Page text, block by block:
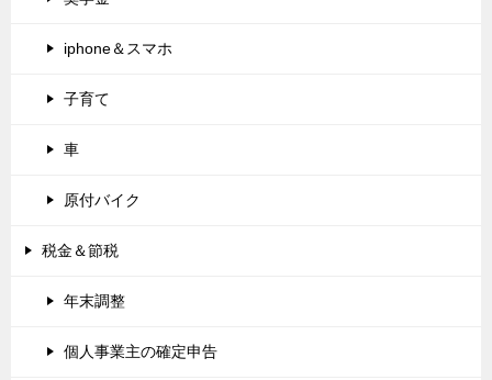
iphone＆スマホ
子育て
車
原付バイク
税金＆節税
年末調整
個人事業主の確定申告